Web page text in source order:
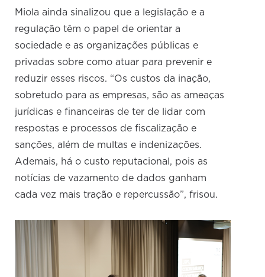
Miola ainda sinalizou que a legislação e a
regulação têm o papel de orientar a
sociedade e as organizações públicas e
privadas sobre como atuar para prevenir e
reduzir esses riscos. “Os custos da inação,
sobretudo para as empresas, são as ameaças
jurídicas e financeiras de ter de lidar com
respostas e processos de fiscalização e
sanções, além de multas e indenizações.
Ademais, há o custo reputacional, pois as
notícias de vazamento de dados ganham
cada vez mais tração e repercussão”, frisou.